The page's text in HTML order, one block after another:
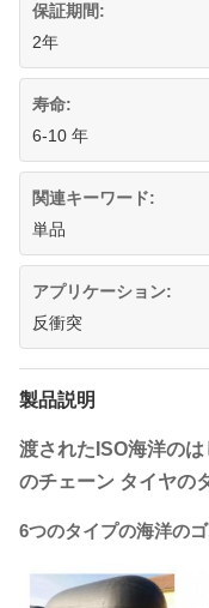
保証期間:
2年
寿命:
6-10 年
関連キーワード:
単品
アプリケーション:
反衝突
製品説明
渡されたISO海洋の
のチェーン タイヤの
6つのタイプの海洋の